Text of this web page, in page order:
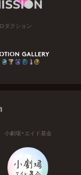
ダクション
小劇場・エイド基金